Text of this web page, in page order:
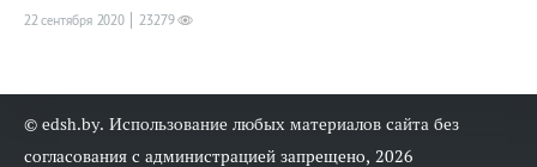
22 сентября 2020 23279
© edsh.by. Использование любых материалов сайта без
согласования с администрацией запрещено, 2026